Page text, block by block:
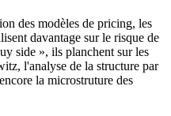
des modèles de pricing, les
davantage sur le risque de
side », ils planchent sur les
l'analyse de la structure par
la microstruture des